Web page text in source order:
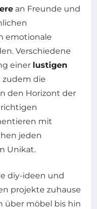
an Freunde und
emotionale
Verschiedene
einer lustigen
zudem die
den Horizont der
richtigen
mit
jeden
Unikat.